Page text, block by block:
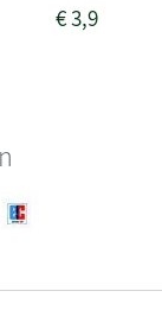
€3,99